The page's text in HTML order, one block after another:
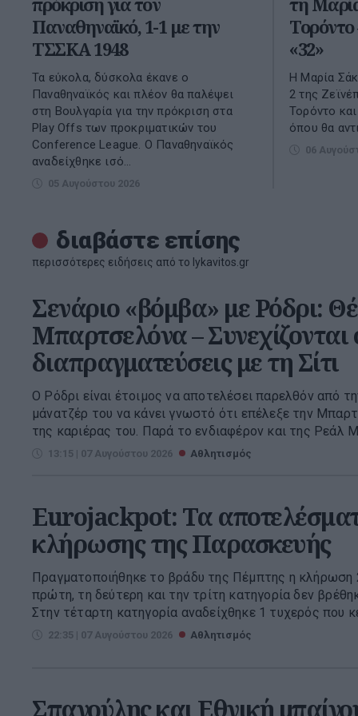
Παναθηναϊκό, 1-1 με την
ΤΣΣΚΑ 1948
Τα εύκολα, δύσκολα έκανε ο
Παναθηναϊκός και πλέον θα παλέψει
στη Βουλγαρία για την πρόκριση στα
Play Offs των προκριματικών του
Conference League. O Παναθηναϊκός
αναδείχθηκε ισό...
05 Αυγούστου 2026
«32»
Η Μαρία
2 της
Τορόντο
όπου θα
06
διαβάστε επίσης
περισσότερες ειδήσεις από το lykavitos.gr
Σενάριο «βόμβα» με Ρόδρι:
Μπαρτσελόνα – Συνεχίζονται
διαπραγματεύσεις με τη Σίτι
Ο Ρόδρι είναι έτοιμος να αποτελέσει παρελθόν από
μάνατζέρ του να κάνει γνωστό ότι επέλεξε την
της καριέρας του. Παρά το ενδιαφέρον και της Ρεάλ
13:15 | 07 Αυγούστου 2026 Αθλητισμός
Eurojackpot: Τα
κλήρωσης της Παρασκευής
Πραγματοποιήθηκε το βράδυ της Πέμπτης η κλήρωση
πρώτη, τη δεύτερη και την τρίτη κατηγορία δεν
Στην τέταρτη κατηγορία αναδείχθηκε 1 τυχερός που
22:35 | 07 Αυγούστου 2026 Αθλητισμός